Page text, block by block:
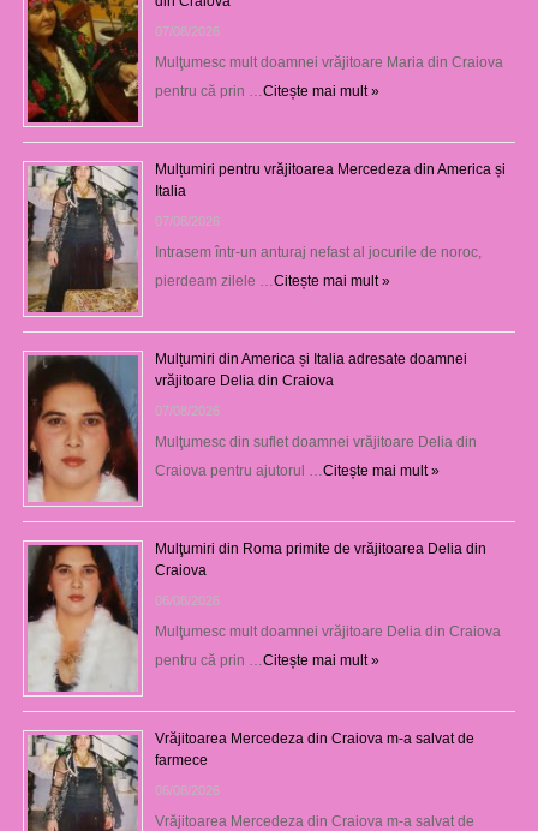
07/08/2026
Mulţumesc mult doamnei vrăjitoare Maria din Craiova
pentru că prin … Citește mai mult »
Mulțumiri pentru vrăjitoarea Mercedeza din America și
Italia
07/08/2026
Intrasem într-un anturaj nefast al jocurile de noroc,
pierdeam zilele … Citește mai mult »
Mulțumiri din America și Italia adresate doamnei
vrăjitoare Delia din Craiova
07/08/2026
Mulţumesc din suflet doamnei vrăjitoare Delia din
Craiova pentru ajutorul … Citește mai mult »
Mulţumiri din Roma primite de vrăjitoarea Delia din
Craiova
06/08/2026
Mulţumesc mult doamnei vrăjitoare Delia din Craiova
pentru că prin … Citește mai mult »
Vrăjitoarea Mercedeza din Craiova m-a salvat de
farmece
06/08/2026
Vrăjitoarea Mercedeza din Craiova m-a salvat de